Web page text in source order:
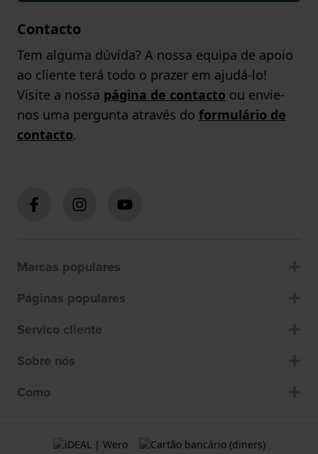
Contacto
Tem alguma dúvida? A nossa equipa de apoio
ao cliente terá todo o prazer em ajudá-lo!
Visite a nossa página de contacto ou envie-
nos uma pergunta através do formulário de
contacto.
Marcas populares
Páginas populares
Servico cliente
Sobre nós
Como